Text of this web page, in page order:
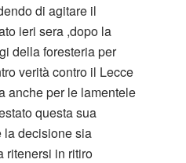
di agitare il
ieri sera ,dopo la
della foresteria per
verità contro il Lecce
anche per le lamentele
questa sua
la decisione sia
ritenersi in ritiro